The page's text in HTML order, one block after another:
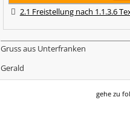
2.1 Freistellung nach 1.1.3.6
Gruss aus Unterfranken
Gerald
gehe zu